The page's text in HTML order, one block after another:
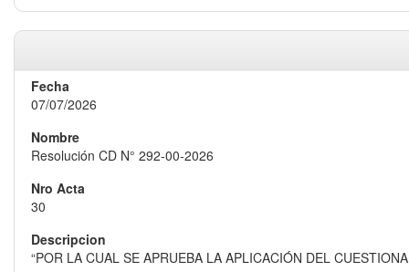
07/07/2026
Resolución CD N° 292-00-2026
30
“POR LA CUAL SE APRUEBA LA APLICACIÓN DEL